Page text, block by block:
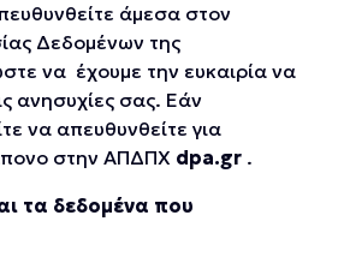
άμεσα στον
Δεδομένων της
να έχουμε την ευκαιρία να
ανησυχίες σας. Εάν
να απευθυνθείτε για
στην ΑΠΔΠΧ dpa.gr .
τα δεδομένα που